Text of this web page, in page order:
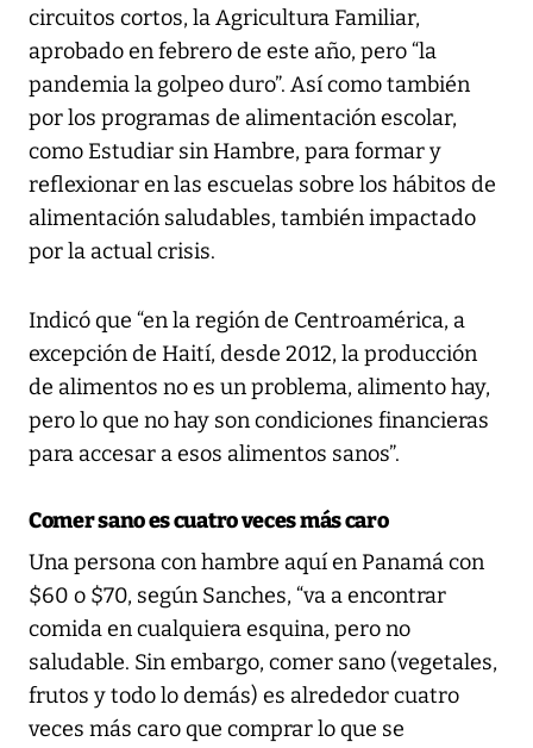
circuitos cortos, la Agricultura Familiar,
aprobado en febrero de este año, pero “la
pandemia la golpeo duro”. Así como también
por los programas de alimentación escolar,
como Estudiar sin Hambre, para formar y
reflexionar en las escuelas sobre los hábitos de
alimentación saludables, también impactado
por la actual crisis.
Indicó que “en la región de Centroamérica, a
excepción de Haití, desde 2012, la producción
de alimentos no es un problema, alimento hay,
pero lo que no hay son condiciones financieras
para accesar a esos alimentos sanos”.
Comer sano es cuatro veces más caro
Una persona con hambre aquí en Panamá con
$60 o $70, según Sanches, “va a encontrar
comida en cualquiera esquina, pero no
saludable. Sin embargo, comer sano (vegetales,
frutos y todo lo demás) es alrededor cuatro
veces más caro que comprar lo que se